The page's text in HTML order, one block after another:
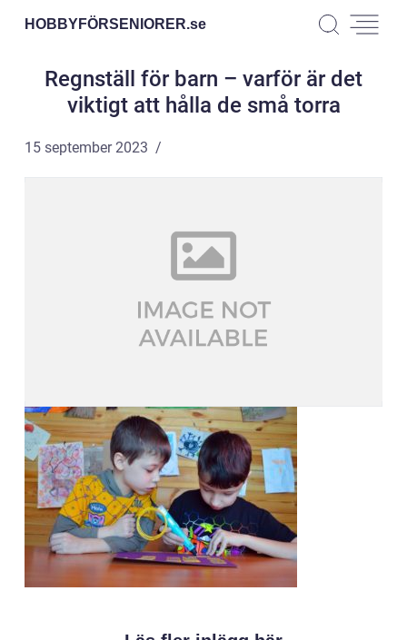
HOBBYFÖRSENIORER.se
Regnställ för barn – varför är det
viktigt att hålla de små torra
15 september 2023